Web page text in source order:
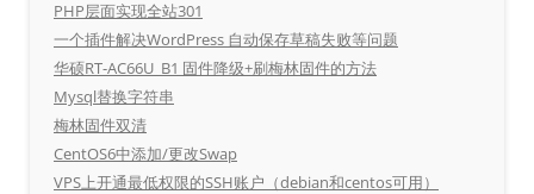
PHP层面实现全站301
一个插件解决WordPress 自动保存草稿失败等问题
华硕RT-AC66U_B1 固件降级+刷梅林固件的方法
Mysql替换字符串
梅林固件双清
CentOS6中添加/更改Swap
VPS上开通最低权限的SSH账户（debian和centos可用）